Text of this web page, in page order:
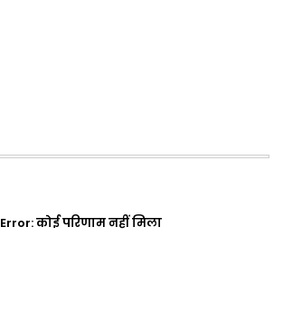
Error:कोई परिणाम नहीं मिला